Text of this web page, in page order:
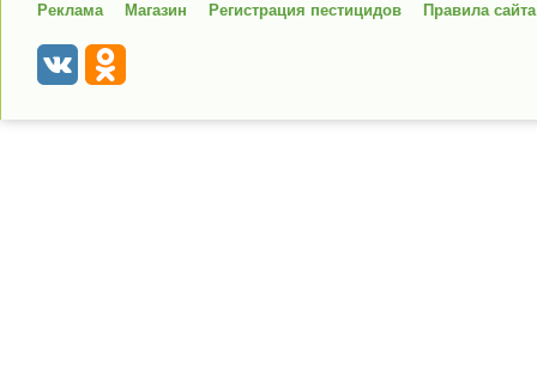
Реклама Магазин Регистрация пестицидов Правила сайта